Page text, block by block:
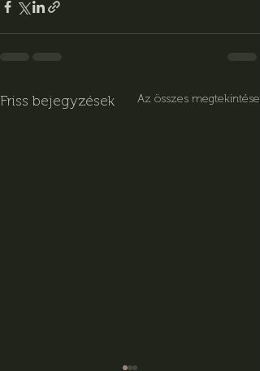
Friss bejegyzések Az összes megtekintése